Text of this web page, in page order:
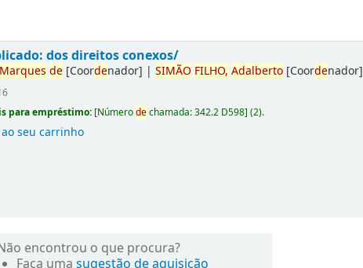
dos direitos conexos/
Marques de [Coordenador] |SIMÃO FILHO, Adalberto [Coordenador]
para empréstimo: [Númerodechamada:342.2 D598](2).
seu carrinho
encontrou o que procura?